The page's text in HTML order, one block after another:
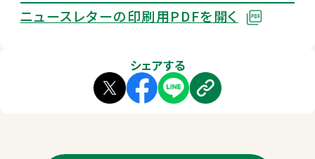
ニュースレターの印刷用PDFを開く
シェアする